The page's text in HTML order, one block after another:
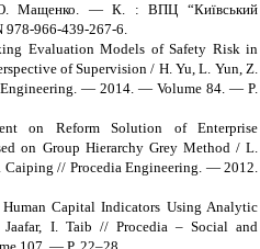
Мащенко. — К. : ВПЦ “Київський
978-966-439-267-6.
Evaluation Models of Safety Risk in
of Supervision / H. Yu, L. Yun, Z.
— 2014. — Volume 84. — P.
on Reform Solution of Enterprise
on Group Hierarchy Grey Method / L.
Caiping // Procedia Engineering. — 2012.
Capital Indicators Using Analytic
I. Taib // Procedia – Social and